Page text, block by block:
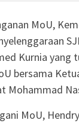
MoU,
Kurnia yang
bersama
Mohammad
MoU,